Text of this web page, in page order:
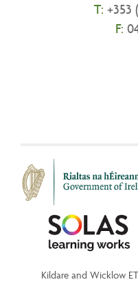
T: +353
F:
Kildare and Wicklow